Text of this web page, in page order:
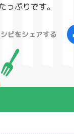
ピをシェアする
っぷりです。